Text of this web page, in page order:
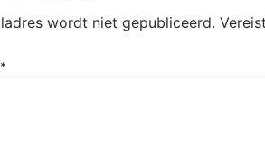
wordt niet gepubliceerd.
*